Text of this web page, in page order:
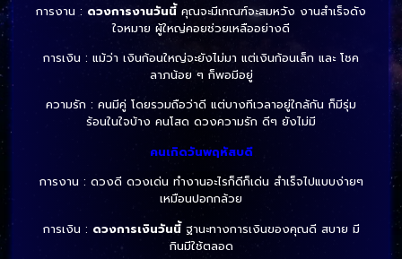
การงาน : ดวงการงานวันนี้คุณจะมีเกณฑ์จะสมหวัง งานสำเร็จดัง
ใจหมาย ผู้ใหญ่คอยช่วยเหลืออย่างดี
การเงิน : แม้ว่า เงินก้อนใหญ่จะยังไม่มา แต่เงินก้อนเล็ก และ โชค
ลาภน้อย ๆ ก็พอมีอยู่
ความรัก : คนมีคู่ โดยรวมถือว่าดี แต่บางทีเวลาอยู่ใกล้กัน ก็มีรุ่ม
ร้อนในใจบ้าง คนโสด ดวงความรัก ดีๆ ยังไม่มี
คนเกิดวันพฤหัสบดี
การงาน : ดวงดี ดวงเด่น ทำงานอะไรก็ดีก็เด่น สำเร็จไปแบบง่ายๆ
เหมือนปอกกล้วย
การเงิน : ดวงการเงินวันนี้ฐานะทางการเงินของคุณดี สบาย มี
กินมีใช้ตลอด